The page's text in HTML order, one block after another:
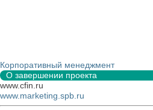
Корпоративный менеджмент
О завершении проекта
www.cfin.ru
www.marketing.spb.ru